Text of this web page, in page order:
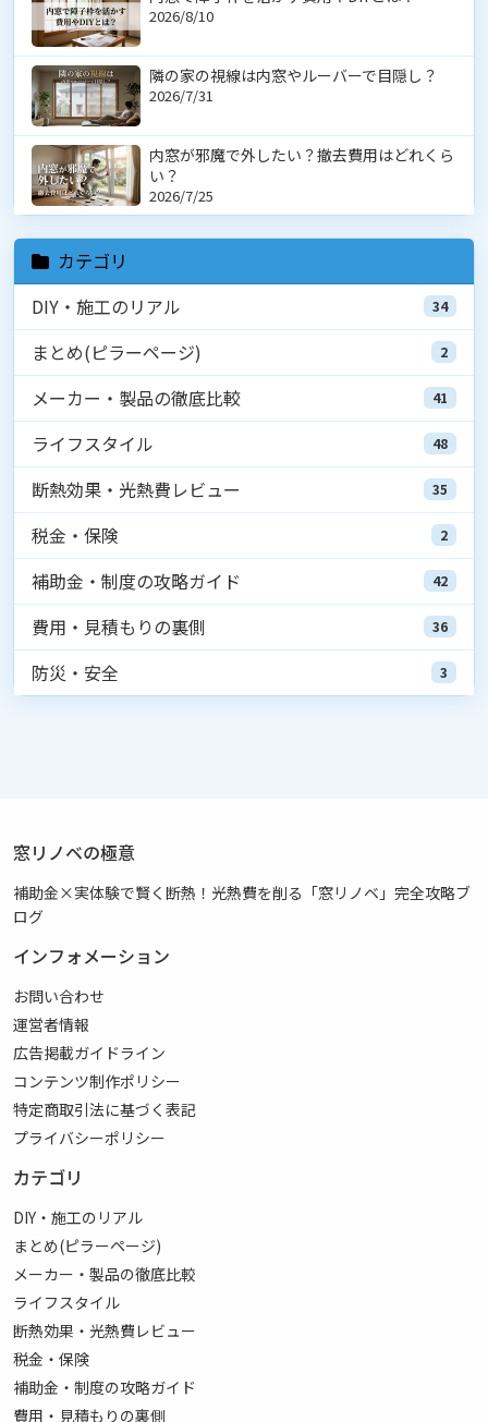
2026/8/10
隣の家の視線は内窓やルーバーで目隠し？
2026/7/31
内窓が邪魔で外したい？撤去費用はどれくら
い？
2026/7/25
カテゴリ
DIY・施工のリアル
34
まとめ(ピラーページ) 2
メーカー・製品の徹底比較 41
ライフスタイル 48
断熱効果・光熱費レビュー 35
税金・保険 2
補助金・制度の攻略ガイド 42
費用・見積もりの裏側 36
防災・安全 3
窓リノベの極意
補助金×実体験で賢く断熱！光熱費を削る「窓リノベ」完全攻略ブ
ログ
インフォメーション
お問い合わせ
運営者情報
広告掲載ガイドライン
コンテンツ制作ポリシー
特定商取引法に基づく表記
プライバシーポリシー
カテゴリ
DIY・施工のリアル
まとめ(ピラーページ)
メーカー・製品の徹底比較
ライフスタイル
断熱効果・光熱費レビュー
税金・保険
補助金・制度の攻略ガイド
費用・見積もりの裏側